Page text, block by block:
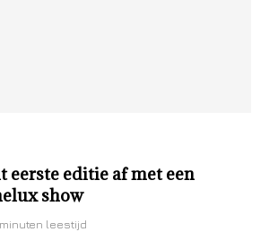
editie af met een
show
leestijd